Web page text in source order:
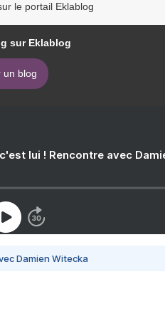
le portail Eklablog
sur Eklablog
un blog
lui ! Rencontre avec
Damien Witecka